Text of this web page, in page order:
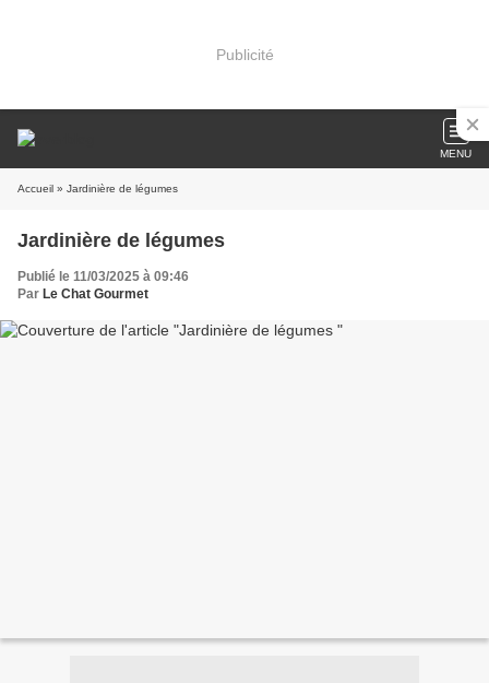
Publicité
MENU
Accueil » Jardinière de légumes
Jardinière de légumes
Publié le 11/03/2025 à 09:46
Par Le Chat Gourmet